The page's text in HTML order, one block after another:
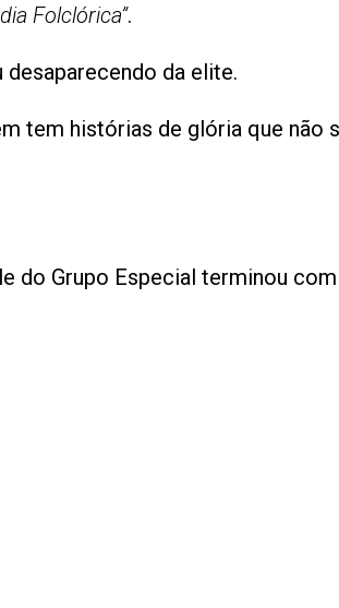
Folclórica”.
da elite.
tem histórias de glória que não
do Grupo Especial terminou com